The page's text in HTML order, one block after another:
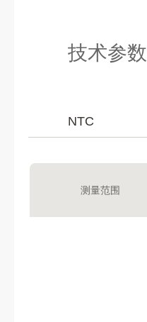
技术参数
NTC
测量范围